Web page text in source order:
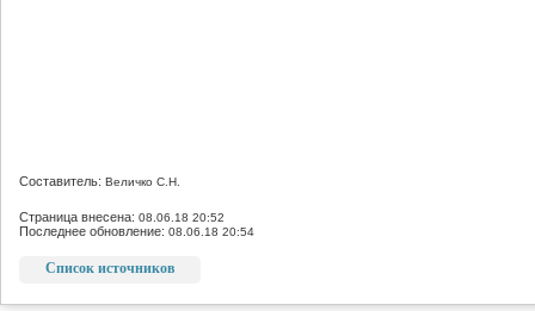
Составитель: Величко С.Н.
Страница внесена: 08.06.18 20:52
Последнее обновление: 08.06.18 20:54
Список источников